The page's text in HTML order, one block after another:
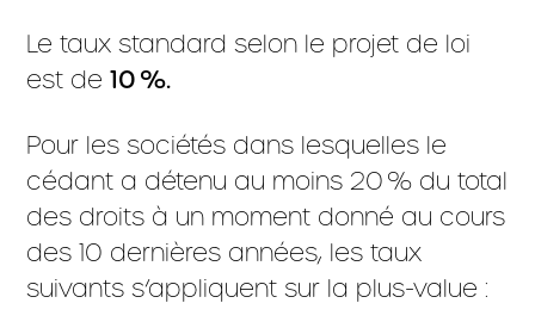
Le taux standard selon le projet de loi
est de10 %.
Pour les sociétés dans lesquelles le
cédant a détenu au moins 20 % du total
des droits à un moment donné au cours
des 10 dernières années, les taux
suivants s’appliquent sur la plus-value :